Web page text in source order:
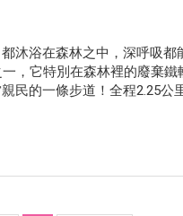
沐浴在森林之中，深呼吸都
，它特別在森林裡的廢棄
民的一條步道！全程2.25公